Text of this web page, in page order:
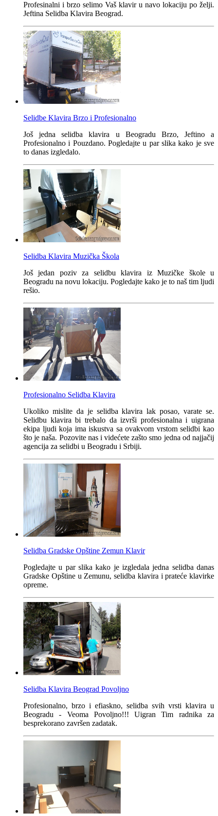
Profesinalni i brzo selimo Vaš klavir u navo lokaciju po želji.
Jeftina Selidba Klavira Beograd.
Selidbe Klavira Brzo i Profesionalno
Još jedna selidba klavira u Beogradu Brzo, Jeftino a
Profesionalno i Pouzdano. Pogledajte u par slika kako je sve
to danas izgledalo.
Selidba Klavira Muzička Škola
Još jedan poziv za selidbu klavira iz Muzičke škole u
Beogradu na novu lokaciju. Pogledajte kako je to naš tim ljudi
rešio.
Profesionalno Selidba Klavira
Ukoliko mislite da je selidba klavira lak posao, varate se.
Selidbu klavira bi trebalo da izvrši profesionalna i uigrana
ekipa ljudi koja ima iskustva sa ovakvom vrstom selidbi kao
što je naša. Pozovite nas i videćete zašto smo jedna od najjačij
agencija za selidbi u Beogradu i Srbiji.
Selidba Gradske Opštine Zemun Klavir
Pogledajte u par slika kako je izgledala jedna selidba danas
Gradske Opštine u Zemunu, selidba klavira i prateće klavirke
opreme.
Selidba Klavira Beograd Povoljno
Profesionalno, brzo i efiaskno, selidba svih vrsti klavira u
Beogradu - Veoma Povoljno!!! Uigran Tim radnika za
besprekorano završen zadatak.